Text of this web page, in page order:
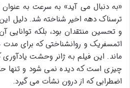
«به دنبال می آید» به سرعت به
ترسناک دهه اخیر شناخته شد. دلیل
و تحسین منتقدان بود، بلکه
اتمسفریک و روانشناختی که برای
ماند. این فیلم به ژانر وحشت
چیزی است که دیده نمی شود و تنها
اضطرابی که از درون نشأت می گیرد.